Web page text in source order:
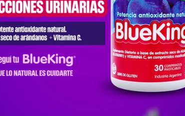
CONTRA LOS PROBLEMAS BUCALES MÁS
que te pueden interesar